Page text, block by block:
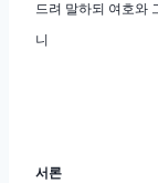
드려 말하되 여호와
니
서론